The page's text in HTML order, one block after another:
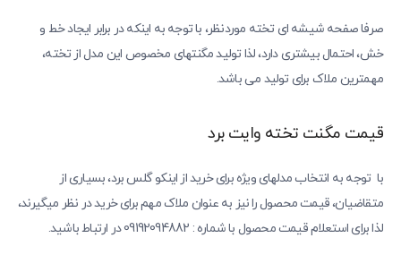
صرفا صفحه شیشه ای تخته موردنظر، با توجه به اینکه در برابر ایجاد خط و
خش، احتمال بیشتری دارد، لذا تولید مگنتهای مخصوص این مدل از تخته،
مهمترین ملاک برای تولید می باشد.
قیمت مگنت تخته وایت برد
با توجه به انتخاب مدلهای ویژه برای خرید از اینکو گلس برد، بسیاری از
متقاضیان، قیمت محصول را نیز به عنوان ملاک مهم برای خرید در نظر میگیرند،
لذا برای استعلام قیمت محصول با شماره : 09192094882 در ارتباط باشید.